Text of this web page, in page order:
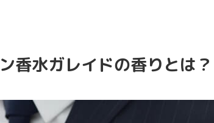
香水ガレイドの香りとは